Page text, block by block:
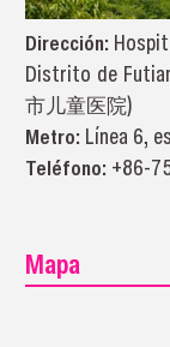
Dirección:
Distrito de
市儿童医院)
Metro: Línea 6,
Teléfono: +86-
Mapa